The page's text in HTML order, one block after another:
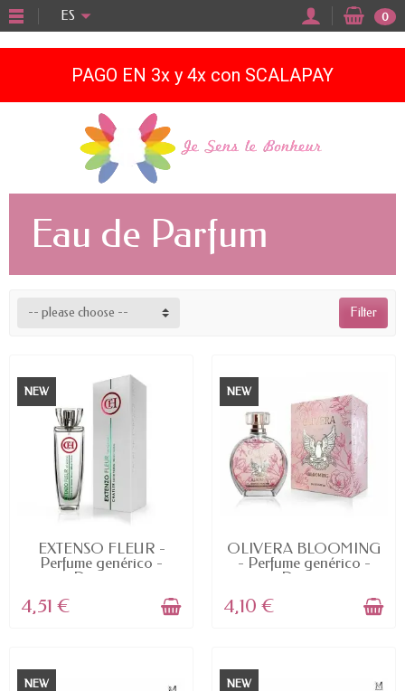
PAGO EN 3x y 4x con SCALAPAY
ES 0
Eau de Parfum
Filter
-- please choose --
NEW
AVAILABLE
EXTENSO FLEUR -
Perfume genérico -
Dupe -...
4,51 €
NEW
AVAILABLE
OLIVERA BLOOMING
- Perfume genérico -
Dupe...
4,10 €
NEW NEW